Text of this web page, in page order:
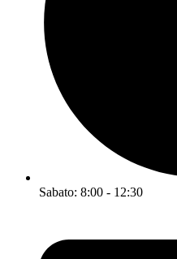
Sabato: 8:00 - 12:30